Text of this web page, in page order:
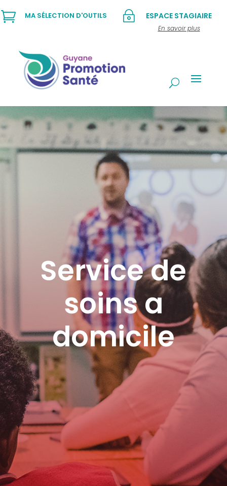
~ ESPACE STAGIAIRE
En savoir plus
 MA SÉLECTION D'OUTILS
Service de
soins a
domicile